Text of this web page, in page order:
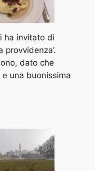
ha invitato di
provvidenza’.
dato che
una buonissima